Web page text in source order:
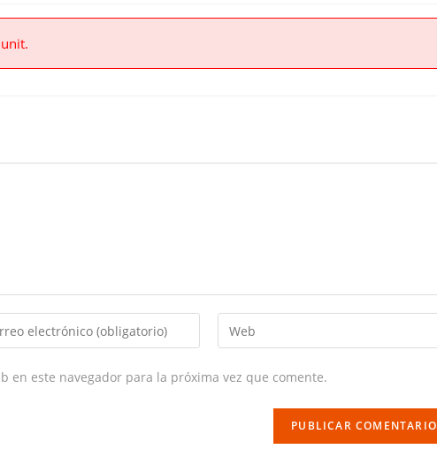
Enter
your
en este navegador para la próxima vez que comente.